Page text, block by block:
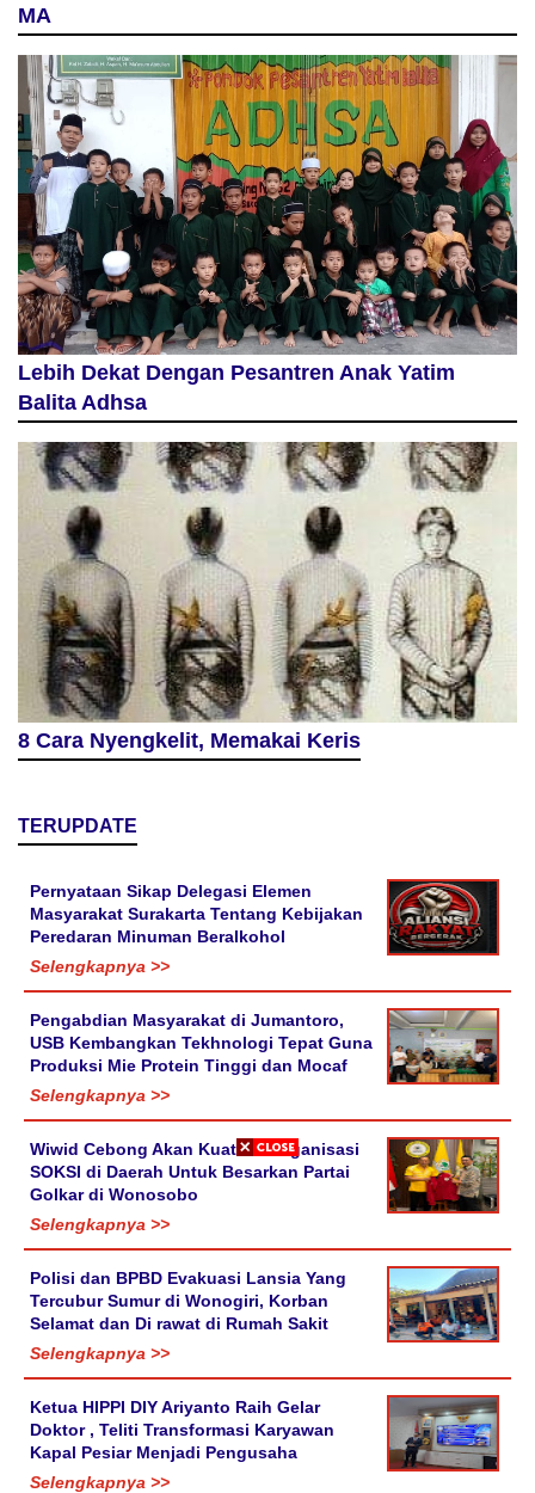
MA
Lebih Dekat Dengan Pesantren Anak Yatim
Balita Adhsa
8 Cara Nyengkelit, Memakai Keris
TERUPDATE
Pernyataan Sikap Delegasi Elemen
Masyarakat Surakarta Tentang Kebijakan
Peredaran Minuman Beralkohol
Selengkapnya >>
Pengabdian Masyarakat di Jumantoro,
USB Kembangkan Tekhnologi Tepat Guna
Produksi Mie Protein Tinggi dan Mocaf
Selengkapnya >>
Wiwid Cebong Akan Kuatkan Organisasi
SOKSI di Daerah Untuk Besarkan Partai
Golkar di Wonosobo
Selengkapnya >>
Polisi dan BPBD Evakuasi Lansia Yang
Tercubur Sumur di Wonogiri, Korban
Selamat dan Di rawat di Rumah Sakit
Selengkapnya >>
Ketua HIPPI DIY Ariyanto Raih Gelar
Doktor , Teliti Transformasi Karyawan
Kapal Pesiar Menjadi Pengusaha
Selengkapnya >>